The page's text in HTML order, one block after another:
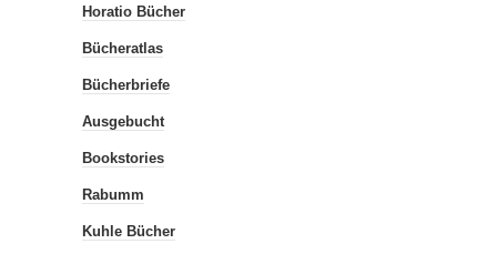
Horatio Bücher
Bücheratlas
Bücherbriefe
Ausgebucht
Bookstories
Rabumm
Kuhle Bücher